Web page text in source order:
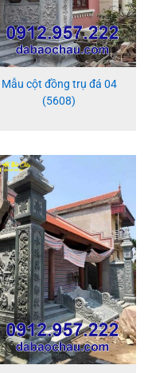
Mẫu cột đồng trụ đá 04
(5608)